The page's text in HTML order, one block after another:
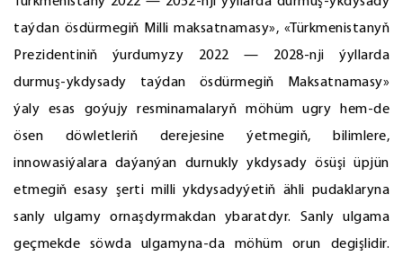
taýdan ösdürmegiň Milli maksatnamasy», «Türkmenistanyň
Prezidentiniň ýurdumyzy 2022 — 2028-nji ýyllarda
durmuş-ykdysady taýdan ösdürmegiň Maksatnamasy»
ýaly esas goýujy resminamalaryň möhüm ugry hem-de
ösen döwletleriň derejesine ýetmegiň, bilimlere,
innowasiýalara daýanýan durnukly ykdysady ösüşi üpjün
etmegiň esasy şerti milli ykdysadyýetiň ähli pudaklaryna
sanly ulgamy ornaşdyrmakdan ybaratdyr. Sanly ulgama
geçmekde söwda ulgamyna-da möhüm orun degişlidir.